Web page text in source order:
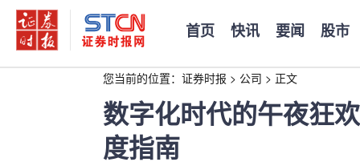
首页 快讯 要闻 股市
您当前的位置： 证券时报 > 公司 > 正文
数字化时代的午夜狂
度指南